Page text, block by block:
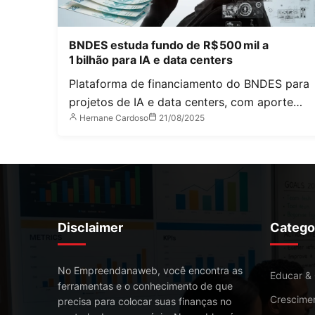
BNDES estuda fundo de R$ 500 mil a
1 bilhão para IA e data centers
Plataforma de financiamento do BNDES para
projetos de IA e data centers, com aporte…
Hernane Cardoso 21/08/2025
Disclaimer
No Empreendanaweb, você encontra as
ferramentas e o conhecimento de que
precisa para colocar suas finanças no
Educar &